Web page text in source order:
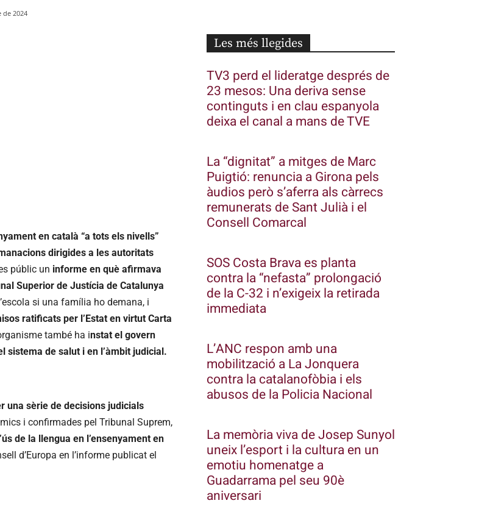
de 2024
en català “a tots els nivells”
dirigides a les autoritats
públic un informe en què afirmava
Superior de Justícia de Catalunya
si una família ho demana, i
ratificats per l’Estat en virtut Carta
també ha instat el govern
sistema de salut i en l’àmbit judicial.
una sèrie de decisions judicials
i confirmades pel Tribunal Suprem,
de la llengua en l’ensenyament en
d’Europa en l’informe publicat el
Les més llegides
TV3 perd el lideratge després de
23 mesos: Una deriva sense
continguts i en clau espanyola
deixa el canal a mans de TVE
La “dignitat” a mitges de Marc
Puigtió: renuncia a Girona pels
àudios però s’aferra als càrrecs
remunerats de Sant Julià i el
Consell Comarcal
SOS Costa Brava es planta
contra la “nefasta” prolongació
de la C-32 i n’exigeix la retirada
immediata
L’ANC respon amb una
mobilització a La Jonquera
contra la catalanofòbia i els
abusos de la Policia Nacional
La memòria viva de Josep Sunyol
uneix l’esport i la cultura en un
emotiu homenatge a
Guadarrama pel seu 90è
aniversari